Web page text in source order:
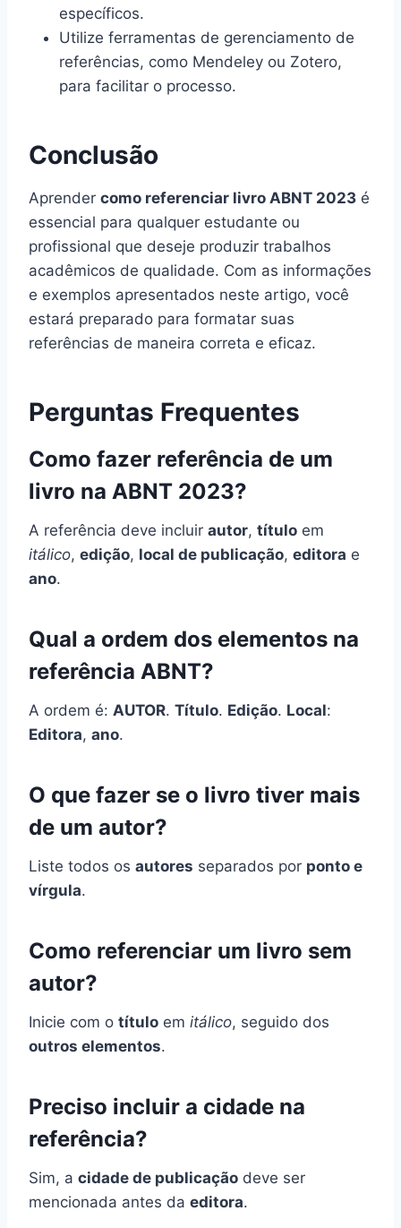
específicos.
Utilize ferramentas de gerenciamento de
referências, como Mendeley ou Zotero,
para facilitar o processo.
Conclusão
Aprender como referenciar livro ABNT 2023 é
essencial para qualquer estudante ou
profissional que deseje produzir trabalhos
acadêmicos de qualidade. Com as informações
e exemplos apresentados neste artigo, você
estará preparado para formatar suas
referências de maneira correta e eficaz.
Perguntas Frequentes
Como fazer referência de um
livro na ABNT 2023?
A referência deve incluir autor, título em
itálico, edição, local de publicação, editora e
ano.
Qual a ordem dos elementos na
referência ABNT?
A ordem é: AUTOR. Título. Edição. Local:
Editora, ano.
O que fazer se o livro tiver mais
de um autor?
Liste todos os autores separados por ponto e
vírgula.
Como referenciar um livro sem
autor?
Inicie com o título em itálico, seguido dos
outros elementos.
Preciso incluir a cidade na
referência?
Sim, a cidade de publicação deve ser
mencionada antes da editora.